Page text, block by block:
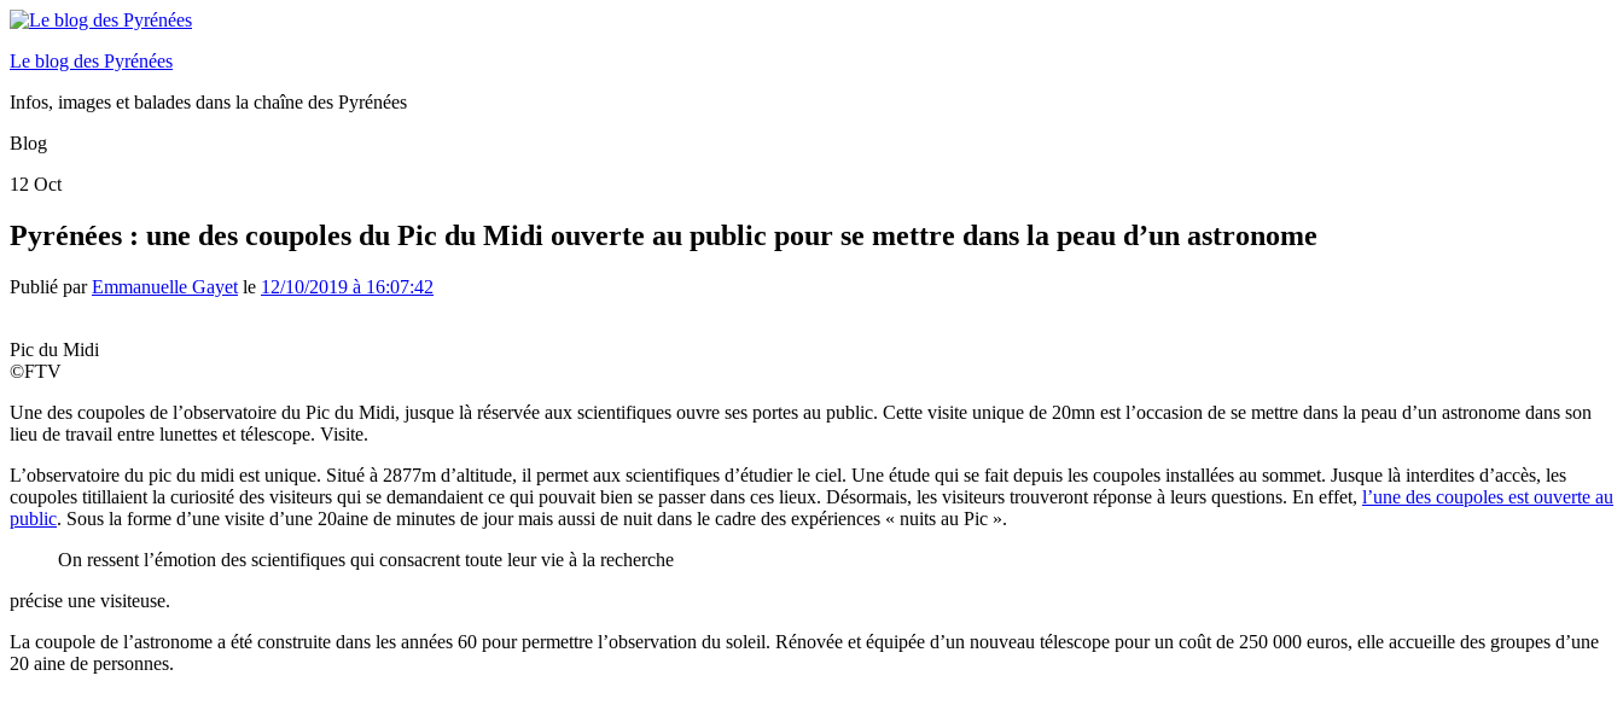
Le blog des Pyrénées
Infos, images et balades dans la chaîne des Pyrénées
Blog
12 Oct
Pyrénées : une des coupoles du Pic du Midi ouverte au public pour se mettre dans la peau d’un astronome
Publié parEmmanuelle Gayet le 12/10/2019 à 16:07:42
Pic du Midi
©FTV
Une des coupoles de l’observatoire du Pic du Midi, jusque là réservée aux scientifiques ouvre ses portes au public. Cette visite unique de 20mn est l’occasion de se mettre dans la peau d’un astronome dans son
lieu de travail entre lunettes et télescope. Visite.
L’observatoire du pic du midi est unique. Situé à 2877m d’altitude, il permet aux scientifiques d’étudier le ciel. Une étude qui se fait depuis les coupoles installées au sommet. Jusque là interdites d’accès, les
coupoles titillaient la curiosité des visiteurs qui se demandaient ce qui pouvait bien se passer dans ces lieux. Désormais, les visiteurs trouveront réponse à leurs questions. En effet, l’une des coupoles est ouverte au
public. Sous la forme d’une visite d’une 20aine de minutes de jour mais aussi de nuit dans le cadre des expériences « nuits au Pic ».
On ressent l’émotion des scientifiques qui consacrent toute leur vie à la recherche
précise une visiteuse.
La coupole de l’astronome a été construite dans les années 60 pour permettre l’observation du soleil. Rénovée et équipée d’un nouveau télescope pour un coût de 250 000 euros, elle accueille des groupes d’une
20 aine de personnes.